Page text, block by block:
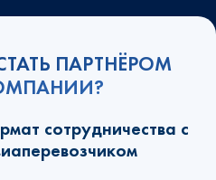
ПАРТНЁРОМ
сотрудничества с